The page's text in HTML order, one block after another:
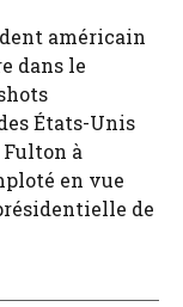
américain
dans le
États-Unis
Fulton à
en vue
de